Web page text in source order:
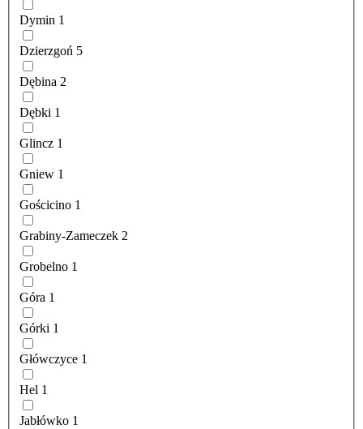
Dymin 1
Dzierzgoń 5
Dębina 2
Dębki 1
Glincz 1
Gniew 1
Gościcino 1
Grabiny-Zameczek 2
Grobelno 1
Góra 1
Górki 1
Główczyce 1
Hel 1
Jabłówko 1